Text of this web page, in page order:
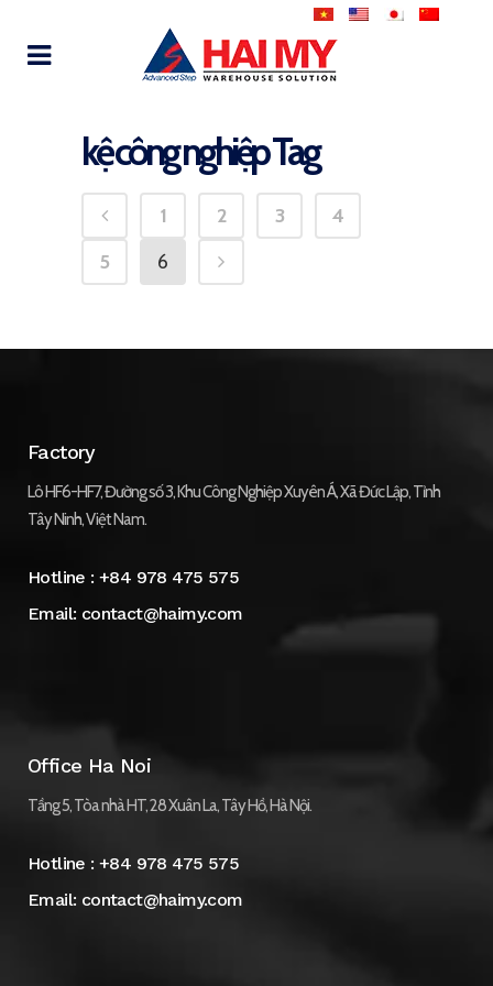
kệ công nghiệp Tag
1 2 3
4
5
6
Factory
Lô HF6-HF7, Đường số 3, Khu Công Nghiệp Xuyên Á, Xã Đức Lập, Tỉnh
Tây Ninh, Việt Nam.
Hotline :+84 978 475 575
Email: contact@haimy.com
Office Ha Noi
Tầng 5, Tòa nhà HT, 28 Xuân La, Tây Hồ, Hà Nội.
Hotline :+84 978 475 575
Email: contact@haimy.com